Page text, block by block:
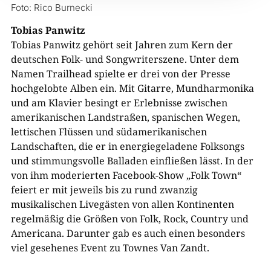
Foto: Rico Burnecki
Tobias Panwitz
Tobias Panwitz gehört seit Jahren zum Kern der
deutschen Folk- und Songwriterszene. Unter dem
Namen Trailhead spielte er drei von der Presse
hochgelobte Alben ein. Mit Gitarre, Mundharmonika
und am Klavier besingt er Erlebnisse zwischen
amerikanischen Landstraßen, spanischen Wegen,
lettischen Flüssen und südamerikanischen
Landschaften, die er in energiegeladene Folksongs
und stimmungsvolle Balladen einfließen lässt. In der
von ihm moderierten Facebook-Show „Folk Town“
feiert er mit jeweils bis zu rund zwanzig
musikalischen Livegästen von allen Kontinenten
regelmäßig die Größen von Folk, Rock, Country und
Americana. Darunter gab es auch einen besonders
viel gesehenes Event zu Townes Van Zandt.